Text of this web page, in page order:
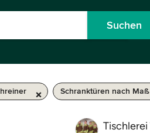
Suchen
Schranktüren nach Maß